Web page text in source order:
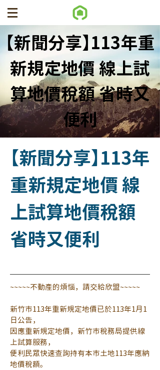
【新聞分享】113年重
新規定地價 線上試
算地價稅額 省時又
便利
【新聞分享】113年
重新規定地價 線
上試算地價稅額
省時又便利
~~~~~不動產的煩惱，請交給欣盟~~~~~
新竹市113年重新規定地價已於113年1月1
日公告，
因應重新規定地價，新竹市稅務局提供線
上試算服務，
便利民眾快速查詢持有本市土地113年應納
地價稅額。